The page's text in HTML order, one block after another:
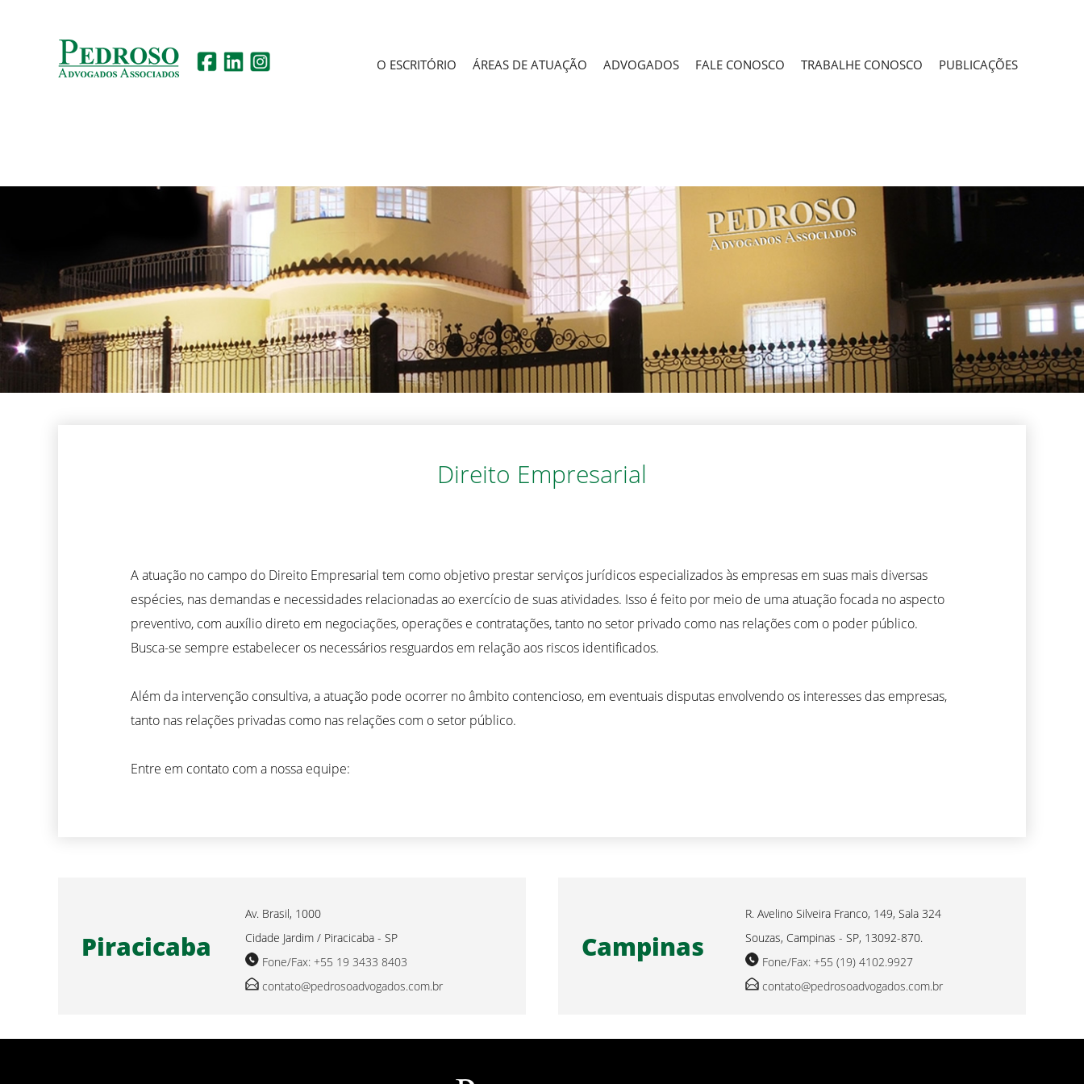
O ESCRITÓRIO ÁREAS DE ATUAÇÃO ADVOGADOS FALE CONOSCO TRABALHE CONOSCO PUBLICAÇÕES
Direito Empresarial
A atuação no campo do Direito Empresarial tem como objetivo prestar serviços jurídicos especializados às empresas em suas mais diversas
espécies, nas demandas e necessidades relacionadas ao exercício de suas atividades. Isso é feito por meio de uma atuação focada no aspecto
preventivo, com auxílio direto em negociações, operações e contratações, tanto no setor privado como nas relações com o poder público.
Busca-se sempre estabelecer os necessários resguardos em relação aos riscos identificados.
Além da intervenção consultiva, a atuação pode ocorrer no âmbito contencioso, em eventuais disputas envolvendo os interesses das empresas,
tanto nas relações privadas como nas relações com o setor público.
Entre em contato com a nossa equipe:
Piracicaba
Av. Brasil, 1000
Cidade Jardim / Piracicaba - SP
Fone/Fax: +55 19 3433 8403
contato@pedrosoadvogados.com.br
Campinas
R. Avelino Silveira Franco, 149, Sala 324
Souzas, Campinas - SP, 13092-870.
Fone/Fax: +55 (19) 4102.9927
contato@pedrosoadvogados.com.br